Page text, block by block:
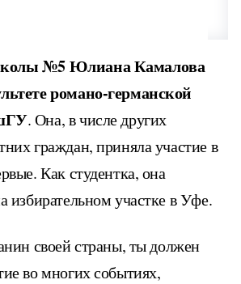
№5 Юлиана Камалова
романо-германской
. Она, в числе других
граждан, приняла участие в
Как студентка, она
избирательном участке в Уфе.
своей страны, ты должен
во многих событиях,